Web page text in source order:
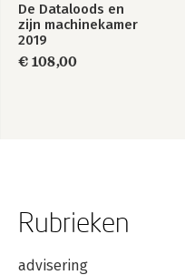
De Dataloods en
zijn machinekamer
2019
€ 108,00
Rubrieken
advisering